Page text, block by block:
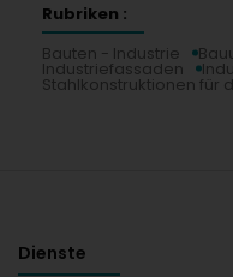
Rubriken :
Bauten - Industrie
Industriefassaden
Stahlkonstruktionen für
Dienste